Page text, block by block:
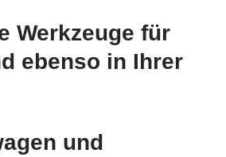
Werkzeuge für
ebenso in Ihrer
und